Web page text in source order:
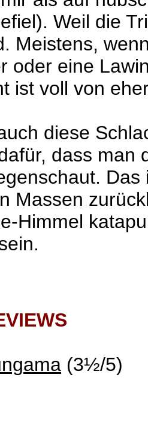
Weil die
Meistens,
oder eine
ist voll von
diese
dass man
Massen
Himmel
(3½/5)